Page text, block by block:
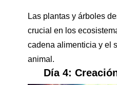
Las plantas y árboles
crucial en los
cadena alimenticia y el
animal.
Día 4: